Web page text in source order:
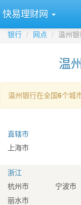
快易理财网
银行 网点 温州银
温
温州银行在全国6个城
直辖市
上海市
浙江
杭州市 宁波市
丽水市